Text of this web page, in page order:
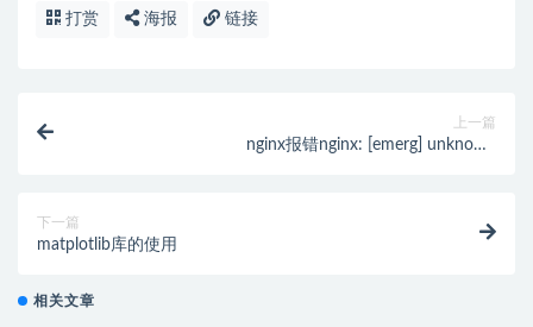
打赏 海报 链接
上一篇
nginx报错nginx: [emerg] unknown
下一篇
matplotlib库的使用
相关文章